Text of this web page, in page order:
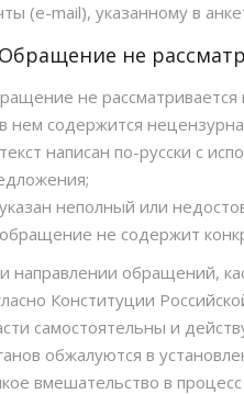
(e-mail), указанному в
не
не рассматривается
нем содержится
написан по-русски с
неполный или
не содержит
направлении обращений,
Конституции
самостоятельны и
обжалуются в
вмешательство в